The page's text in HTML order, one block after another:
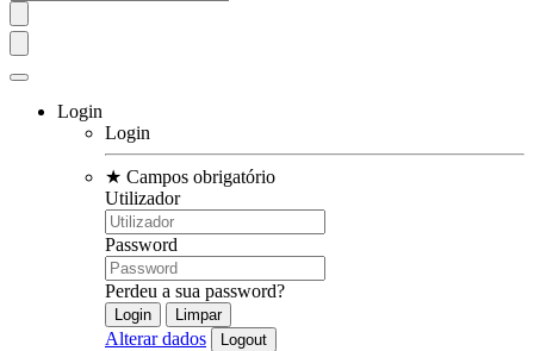
Login
Login
★ Campos obrigatório
Utilizador
Password
Perdeu a sua password?
Alterar dados